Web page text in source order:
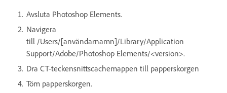
Avsluta Photoshop Elements.
Navigera
till /Users/[användarnamn]/Library/Application
Support/Adobe/Photoshop Elements/<version>.
Dra CT-teckensnittscachemappen till papperskorgen
Töm papperskorgen.